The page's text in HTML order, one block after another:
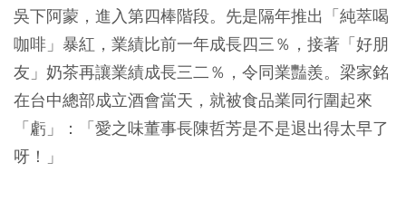
吳下阿蒙，進入第四棒階段。先是隔年推出「純萃喝
咖啡」暴紅，業績比前一年成長四三％，接著「好朋
友」奶茶再讓業績成長三二％，令同業豔羨。梁家銘
在台中總部成立酒會當天，就被食品業同行圍起來
「虧」：「愛之味董事長陳哲芳是不是退出得太早了
呀！」